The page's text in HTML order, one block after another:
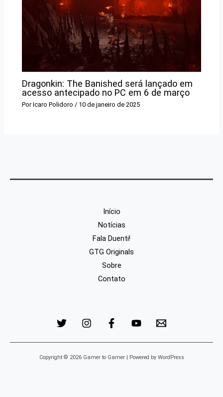
Dragonkin: The Banished será lançado em
acesso antecipado no PC em 6 de março
PorIcaro Polidoro/ 10 de janeiro de 2025
Início
Notícias
Fala Duenti!
GTG Originals
Sobre
Contato
Copyright © 2026 Gamer to Gamer | Powered by WordPress